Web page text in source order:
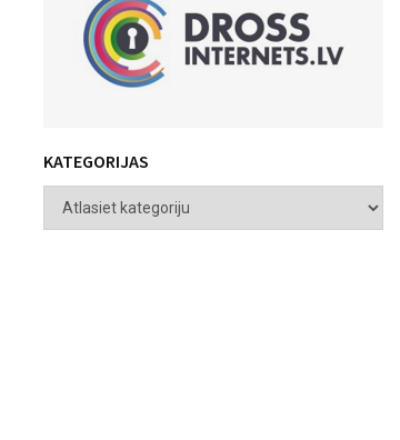
KATEGORIJAS